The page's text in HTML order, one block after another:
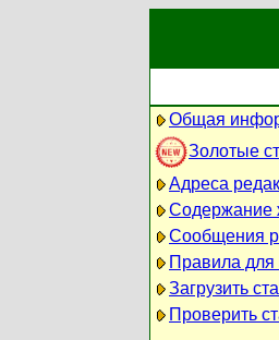
Общая
Золотые
Адреса
Содержание
Сообщения
Правила для
Загрузить
Проверить